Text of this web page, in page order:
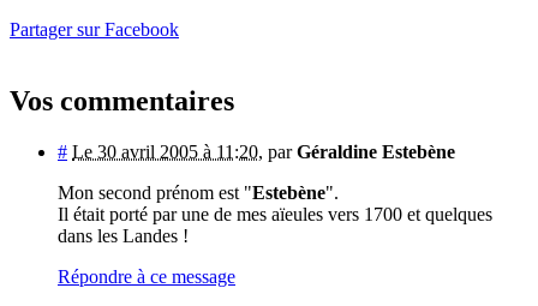
Partager sur Facebook
Vos commentaires
# Le 30 avril 2005 à 11:20, parGéraldine Estebène
Mon second prénom est "Estebène".
Il était porté par une de mes aïeules vers 1700 et quelques
dans les Landes !
Répondre à ce message